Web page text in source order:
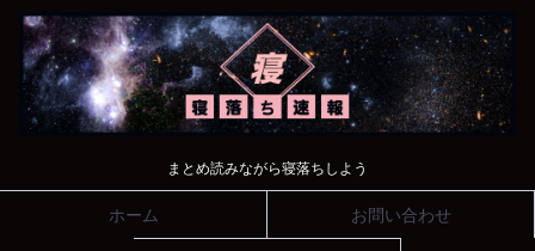
まとめ読みながら寝落ちしよう
ホーム お問い合わせ